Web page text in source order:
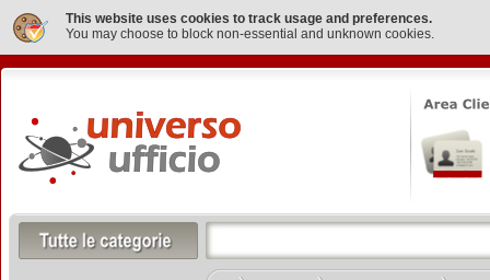
This website uses cookies to track usage and preferences.
You may choose to block non-essential and unknown cookies.